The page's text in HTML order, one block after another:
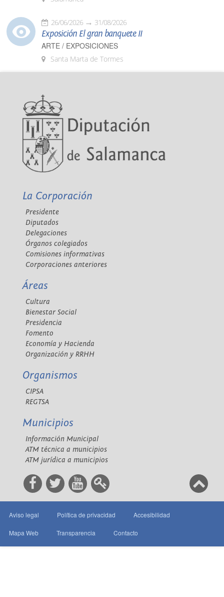
26/06/2026 31/08/2026
Exposición El gran banquete II
ARTE / EXPOSICIONES
Santa Marta de Tormes
La Corporación
Presidente
Diputados
Delegaciones
Órganos colegiados
Comisiones informativas
Corporaciones anteriores
Áreas
Cultura
Bienestar Social
Presidencia
Fomento
Economía y Hacienda
Organización y RRHH
Organismos
CIPSA
REGTSA
Municipios
Información Municipal
ATM técnica a municipios
ATM jurídica a municipios
Aviso legal Política de privacidad Accesibilidad
Mapa Web Transparencia Contacto